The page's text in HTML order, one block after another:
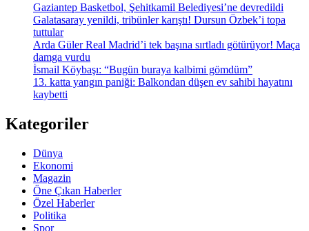
Gaziantep Basketbol, Şehitkamil Belediyesi’ne devredildi
Galatasaray yenildi, tribünler karıştı! Dursun Özbek’i topa
tuttular
Arda Güler Real Madrid’i tek başına sırtladı götürüyor! Maça
damga vurdu
İsmail Köybaşı: “Bugün buraya kalbimi gömdüm”
13. katta yangın paniği: Balkondan düşen ev sahibi hayatını
kaybetti
Kategoriler
Dünya
Ekonomi
Magazin
Öne Çıkan Haberler
Özel Haberler
Politika
Spor